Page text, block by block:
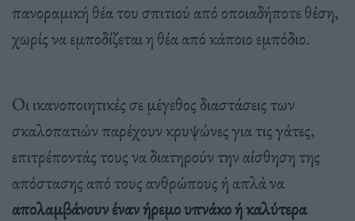
πανοραμική θέα του σπιτιού από οποιαδήποτε θέση,
χωρίς να εμποδίζεται η θέα από κάποιο εμπόδιο.
Οι ικανοποιητικές σε μέγεθος διαστάσεις των
σκαλοπατιών παρέχουν κρυψώνες για τις γάτες,
επιτρέποντάς τους να διατηρούν την αίσθηση της
απόστασης από τους ανθρώπους ή απλά να
απολαμβάνουν έναν ήρεμο υπνάκο ή καλύτερα